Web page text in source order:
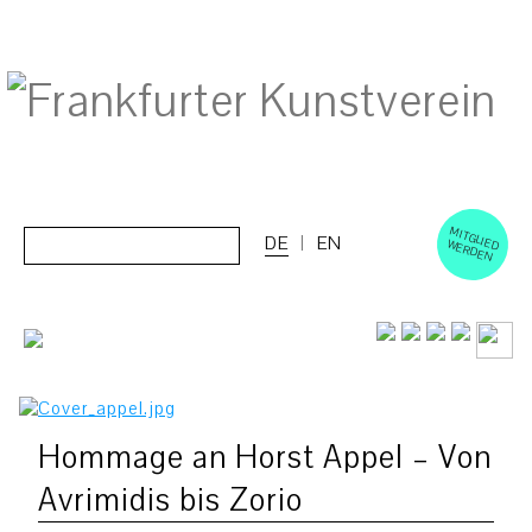
M
ITGLIED W
ERD
EN
DE EN
Hommage an Horst Appel – Von
Avrimidis bis Zorio